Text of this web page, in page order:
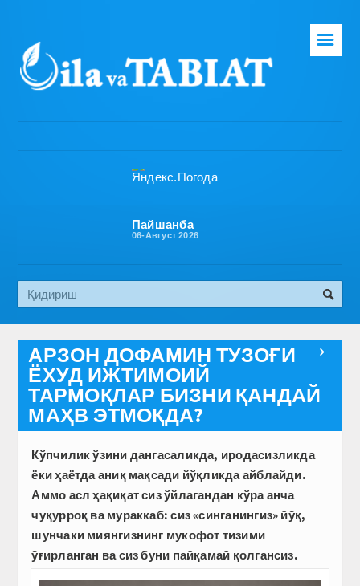
Бош саҳифа
Эко медиа
☰
Пайшанба
06-Август 2026

АРЗОН ДОФАМИН ТУЗОҒИ
ЁХУД ИЖТИМОИЙ
ТАРМОҚЛАР БИЗНИ ҚАНДАЙ
МАҲВ ЭТМОҚДА?
Кўпчилик ўзини дангасаликда, иродасизликда
ёки ҳаётда аниқ мақсади йўқликда айблайди.
Аммо асл ҳақиқат сиз ўйлагандан кўра анча
чуқурроқ ва мураккаб: сиз «синганингиз» йўқ,
шунчаки миянгизнинг мукофот тизими
ўғирланган ва сиз буни пайқамай қолгансиз.